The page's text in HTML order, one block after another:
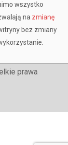
wszystko
na zmianę
bez zmiany
prawa